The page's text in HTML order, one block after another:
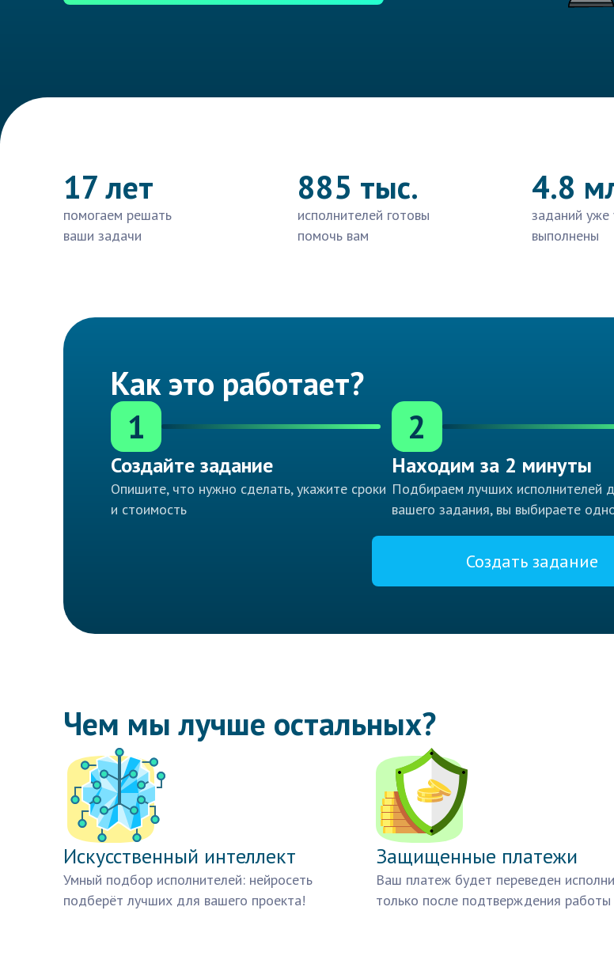
17 лет
помогаем решать
ваши задачи
885 тыс.
исполнителей готовы
помочь вам
4.8
заданий уже
выполнены
Как это работает?
1
Создайте задание
Опишите, что нужно сделать, укажите сроки
и стоимость
2
Находим за 2 минуты
Подбираем лучших исполнителей
вашего задания, вы выбираете
Создать задание
Чем мы лучше остальных?
Искусственный интеллект
Умный подбор исполнителей: нейросеть
подберёт лучших для вашего проекта!
Защищенные платежи
Ваш платеж будет переведен
только после подтверждения работы